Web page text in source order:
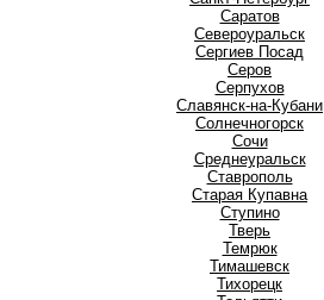
Саратов
Североуральск
Сергиев Посад
Серов
Серпухов
Славянск-на-Кубани
Солнечногорск
Сочи
Среднеуральск
Ставрополь
Старая Купавна
Ступино
Тверь
Темрюк
Тимашевск
Тихорецк